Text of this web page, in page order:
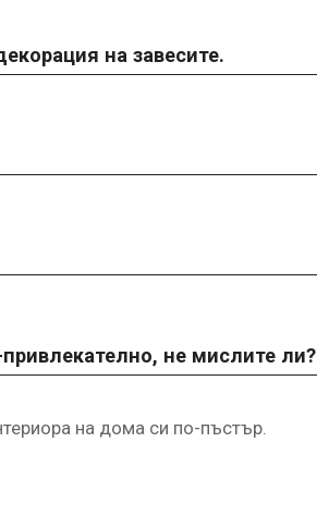
на завесите.
не мислите ли?
на дома си по-пъстър.